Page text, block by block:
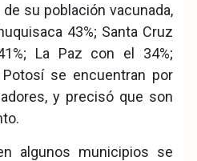
su población vacunada,
43%; Santa Cruz
La Paz con el 34%;
Potosí se encuentran por
y precisó que son
algunos municipios se